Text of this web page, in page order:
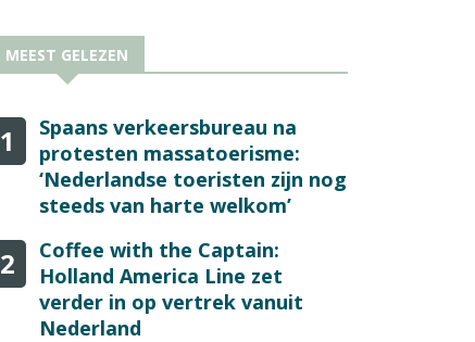
MEEST GELEZEN
1
Spaans verkeersbureau na
protesten massatoerisme:
‘Nederlandse toeristen zijn nog
steeds van harte welkom’
2
Coffee with the Captain:
Holland America Line zet
verder in op vertrek vanuit
Nederland